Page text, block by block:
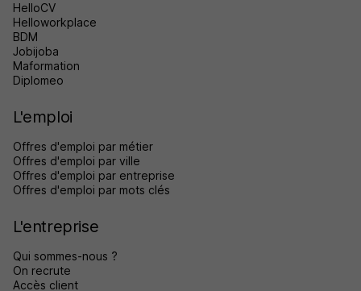
HelloCV
Helloworkplace
BDM
Jobijoba
Maformation
Diplomeo
L'emploi
Offres d'emploi par métier
Offres d'emploi par ville
Offres d'emploi par entreprise
Offres d'emploi par mots clés
L'entreprise
Qui sommes-nous ?
On recrute
Accès client